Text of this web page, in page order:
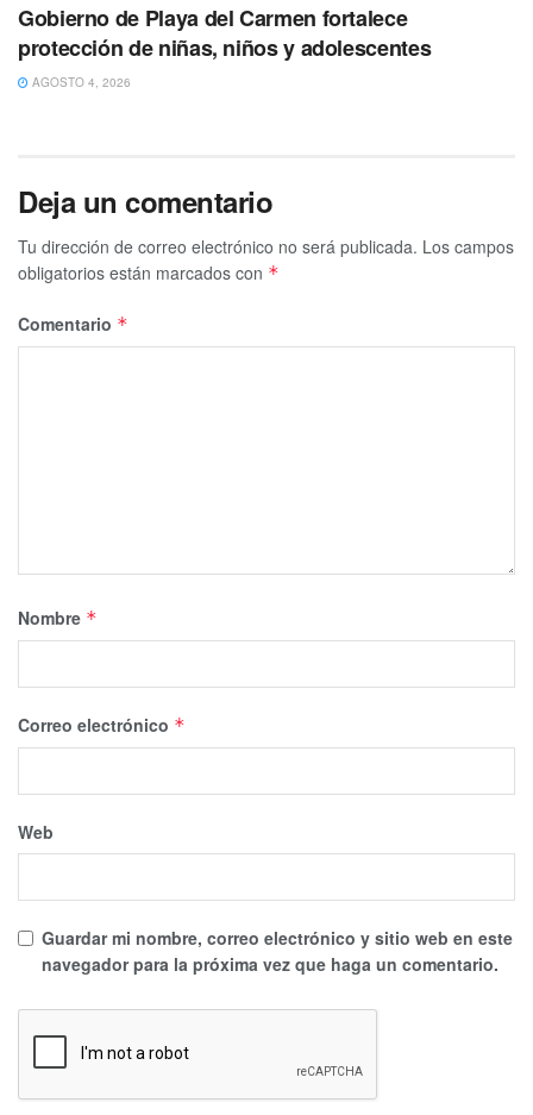
Gobierno de Playa del Carmen fortalece
protección de niñas, niños y adolescentes
AGOSTO 4, 2026
Deja un comentario
Tu dirección de correo electrónico no será publicada. Los campos
obligatorios están marcados con *
Comentario *
Nombre *
Correo electrónico *
Web
Guardar mi nombre, correo electrónico y sitio web en este
navegador para la próxima vez que haga un comentario.